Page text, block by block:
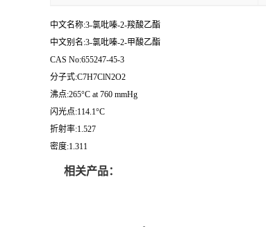
中文名称:3-氯吡嗪-2-羧酸乙酯
中文别名:3-氯吡嗪-2-甲酸乙酯
CAS No:655247-45-3
分子式:C7H7ClN2O2
沸点:265°C at 760 mmHg
闪光点:114.1°C
折射率:1.527
密度:1.311
相关产品：